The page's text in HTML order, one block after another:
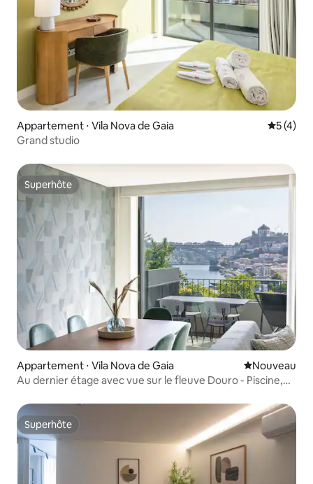
Appartement ⋅ Vila Nova de Gaia
5 (4)
Grand studio
Superhôte
Superhôte
Appartement ⋅ Vila Nova de Gaia Nouvel
Nouveau
Au dernier étage avec vue sur le fleuve Douro - Piscine,
Superhôte
Superhôte